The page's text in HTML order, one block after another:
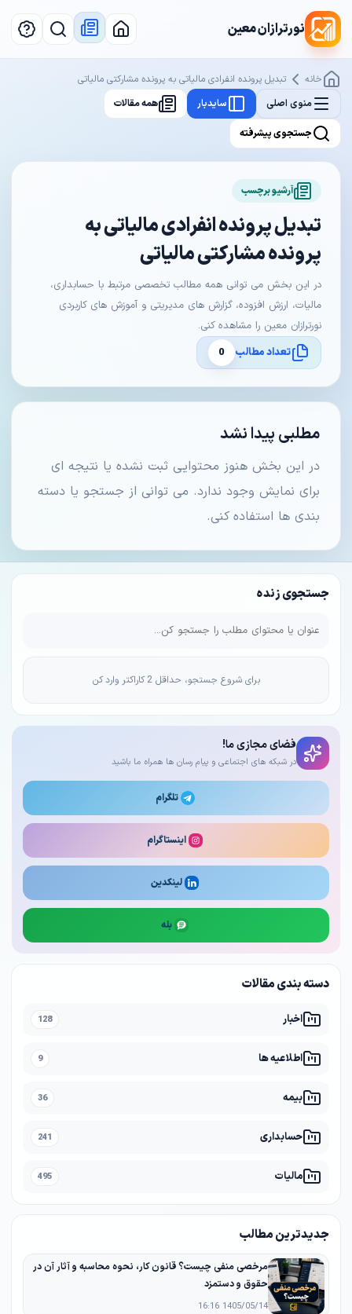
نورترازان معین
جستجوی زنده
برای شروع جستجو، حداقل 2 کاراکتر وارد کن
فضای مجازی ما!
در شبکه های اجتماعی و پیام رسان ها همراه ما باشید
تلگرام
اینستاگرام
لینکدین
بله
دسته بندی مقالات
اخبار 128
اطلاعیه ها 9
بیمه 36
حسابداری 241
مالیات 495
جدیدترین مطالب
مرخصی منفی چیست؟ قانون کار، نحوه محاسبه و آثار آن در
حقوق و دستمزد
1405/05/14 16:16
خانه
تبدیل پرونده انفرادی مالیاتی به پرونده مشارکتی مالیاتی
منوی اصلی
سایدبار همه مقالات
جستجوی پیشرفته
آرشیو برچسب
تبدیل پرونده انفرادی مالیاتی به
پرونده مشارکتی مالیاتی
در این بخش می توانی همه مطالب تخصصی مرتبط با حسابداری،
مالیات، ارزش افزوده، گزارش های مدیریتی و آموزش های کاربردی
نورترازان معین را مشاهده کنی.
تعداد مطالب
0
مطلبی پیدا نشد
در این بخش هنوز محتوایی ثبت نشده یا نتیجه ای
برای نمایش وجود ندارد. می توانی از جستجو یا دسته
بندی ها استفاده کنی.